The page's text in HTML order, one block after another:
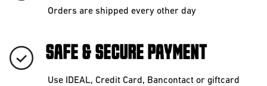
Orders are shipped every other day
SAFE & SECURE PAYMENT
Use IDEAL, Credit Card, Bancontact or giftcard